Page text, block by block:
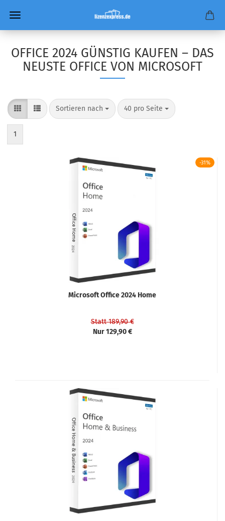
OFFICE 2024 GÜNSTIG KAUFEN – DAS
NEUSTE OFFICE VON MICROSOFT
Sortieren nach
Sortieren nach 40 pro Seite
pro Seite
1
-31%
Microsoft Office 2024 Home
Statt 189,90 €
Nur 129,90 €